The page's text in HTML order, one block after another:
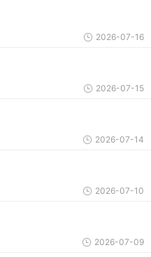
2026-07-16
2026-07-15
2026-07-14
2026-07-10
2026-07-09